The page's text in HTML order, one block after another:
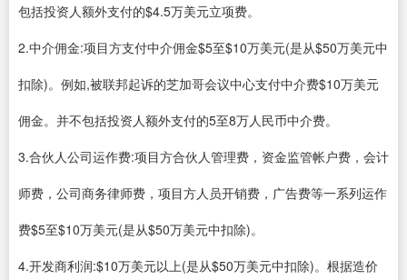
包括投资人额外支付的$4.5万美元立项费。
2.中介佣金:项目方支付中介佣金$5至$10万美元(是从$50万美元中
扣除)。例如,被联邦起诉的芝加哥会议中心支付中介费$10万美元
佣金。并不包括投资人额外支付的5至8万人民币中介费。
3.合伙人公司运作费:项目方合伙人管理费，资金监管帐户费，会计
师费，公司商务律师费，项目方人员开销费，广告费等一系列运作
费$5至$10万美元(是从$50万美元中扣除)。
4.开发商利润:$10万美元以上(是从$50万美元中扣除)。根据造价